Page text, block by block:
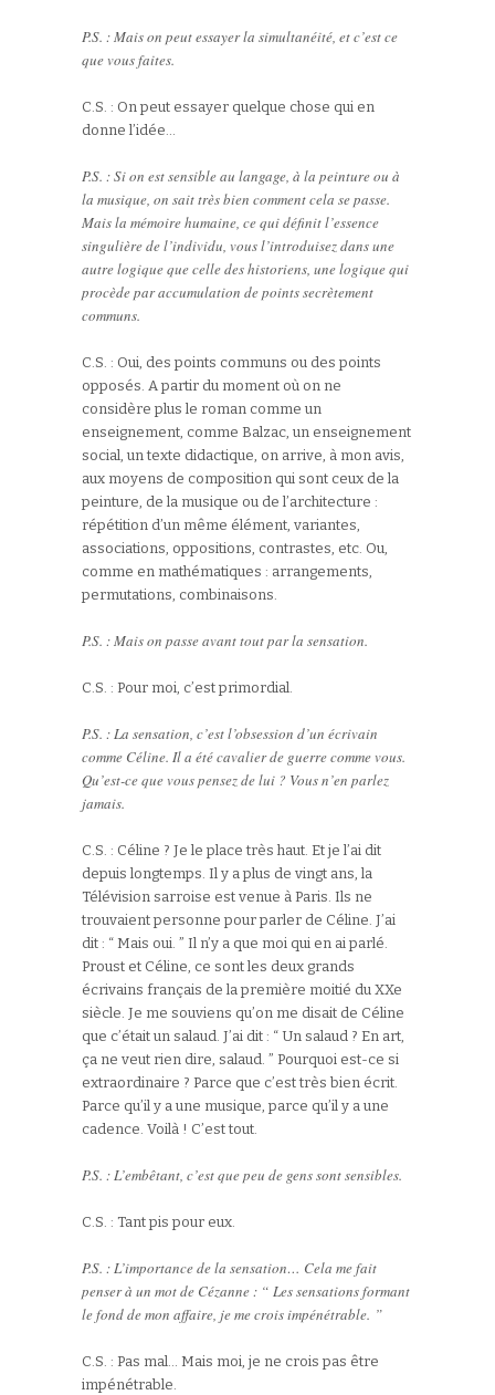
P.S. : Mais on peut essayer la simultanéité, et c’est ce
que vous faites.
C.S. : On peut essayer quelque chose qui en
donne l’idée…
P.S. : Si on est sensible au langage, à la peinture ou à
la musique, on sait très bien comment cela se passe.
Mais la mémoire humaine, ce qui définit l’essence
singulière de l’individu, vous l’introduisez dans une
autre logique que celle des historiens, une logique qui
procède par accumulation de points secrètement
communs.
C.S. : Oui, des points communs ou des points
opposés. A partir du moment où on ne
considère plus le roman comme un
enseignement, comme Balzac, un enseignement
social, un texte didactique, on arrive, à mon avis,
aux moyens de composition qui sont ceux de la
peinture, de la musique ou de l’architecture :
répétition d’un même élément, variantes,
associations, oppositions, contrastes, etc. Ou,
comme en mathématiques : arrangements,
permutations, combinaisons.
P.S. : Mais on passe avant tout par la sensation.
C.S. : Pour moi, c’est primordial.
P.S. : La sensation, c’est l’obsession d’un écrivain
comme Céline. Il a été cavalier de guerre comme vous.
Qu’est-ce que vous pensez de lui ? Vous n’en parlez
jamais.
C.S. : Céline ? Je le place très haut. Et je l’ai dit
depuis longtemps. Il y a plus de vingt ans, la
Télévision sarroise est venue à Paris. Ils ne
trouvaient personne pour parler de Céline. J’ai
dit : “ Mais oui. ” Il n’y a que moi qui en ai parlé.
Proust et Céline, ce sont les deux grands
écrivains français de la première moitié du XXe
siècle. Je me souviens qu’on me disait de Céline
que c’était un salaud. J’ai dit : “ Un salaud ? En art,
ça ne veut rien dire, salaud. ” Pourquoi est-ce si
extraordinaire ? Parce que c’est très bien écrit.
Parce qu’il y a une musique, parce qu’il y a une
cadence. Voilà ! C’est tout.
P.S. : L’embêtant, c’est que peu de gens sont sensibles.
C.S. : Tant pis pour eux.
P.S. : L’importance de la sensation… Cela me fait
penser à un mot de Cézanne : “ Les sensations formant
le fond de mon affaire, je me crois impénétrable. ”
C.S. : Pas mal… Mais moi, je ne crois pas être
impénétrable.